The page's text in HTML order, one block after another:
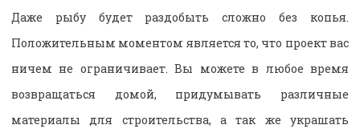
Даже рыбу будет раздобыть сложно без копья.
Положительным моментом является то, что проект вас
ничем не ограничивает. Вы можете в любое время
возвращаться домой, придумывать различные
материалы для строительства, а так же украшать